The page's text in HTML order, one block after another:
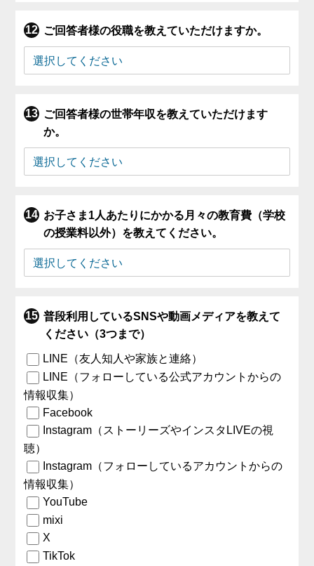
ご回答者様の役職を教えていただけますか。
ご回答者様の世帯年収を教えていただけます
か。
お子さま1人あたりにかかる月々の教育費（学校
の授業料以外）を教えてください。
普段利用しているSNSや動画メディアを教えて
ください（3つまで）
LINE（友人知人や家族と連絡）
LINE（フォローしている公式アカウントからの
情報収集）
Facebook
Instagram（ストーリーズやインスタLIVEの視
聴）
Instagram（フォローしているアカウントからの
情報収集）
YouTube
mixi
X
TikTok